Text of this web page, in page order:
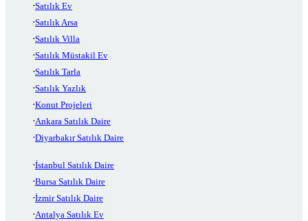
Satılık Ev
Satılık Arsa
Satılık Villa
Satılık Müstakil Ev
Satılık Tarla
Satılık Yazlık
Konut Projeleri
Ankara Satılık Daire
Diyarbakır Satılık Daire
İstanbul Satılık Daire
Bursa Satılık Daire
İzmir Satılık Daire
Antalya Satılık Ev